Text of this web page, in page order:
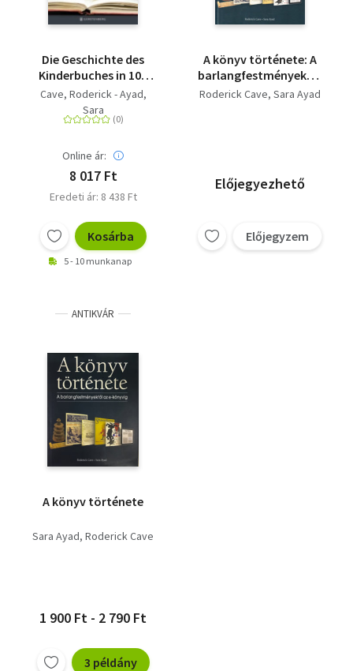
Die Geschichte des
Kinderbuches in 100
Büchern
Cave, Roderick - Ayad,
Sara
Online ár:
8 017 Ft
Eredeti ár: 8 438 Ft
Kosárba
5 - 10 munkanap
A könyv története: A
barlangfestményektől
az e-könyvig
Roderick Cave Sara Ayad
Előjegyezhető
Előjegyzem
ANTIKVÁR
A könyv története
Sara Ayad Roderick Cave
1 900 Ft - 2 790 Ft
3 példány